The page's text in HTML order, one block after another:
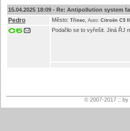
15.04.2025 18:09 - Re: Antipollution system
Pedro Město: Třinec Auto: Citroën C5
Podařilo se to vyřešit. Jiná ŘJ
© 2007-2017 ::